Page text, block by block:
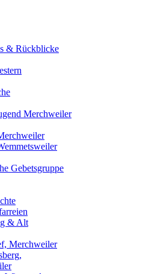
& Rückblicke
Merchweiler
Gebetsgruppe
& Alt
Merchweiler